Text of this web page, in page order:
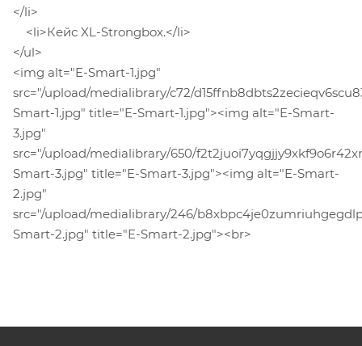
</li>
<li>Кейс XL-Strongbox.</li>
</ul>
<img alt="E-Smart-1.jpg"
src="/upload/medialibrary/c72/
Smart-1.jpg" title="E-Smart-1.jpg"><img alt="E-Smart-
3.jpg"
src="/upload/medialibrary/650/
Smart-3.jpg" title="E-Smart-3.jpg"><img alt="E-Smart-
2.jpg"
src="/upload/medialibrary/246/
Smart-2.jpg" title="E-Smart-2.jpg"><br>